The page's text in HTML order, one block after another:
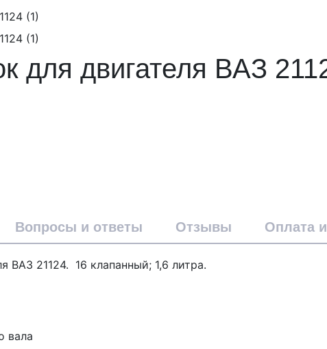
для двигателя ВАЗ
Вопросы и ответы Отзывы Оплата
ВАЗ 21124. 16 клапанный; 1,6 литра.
вала